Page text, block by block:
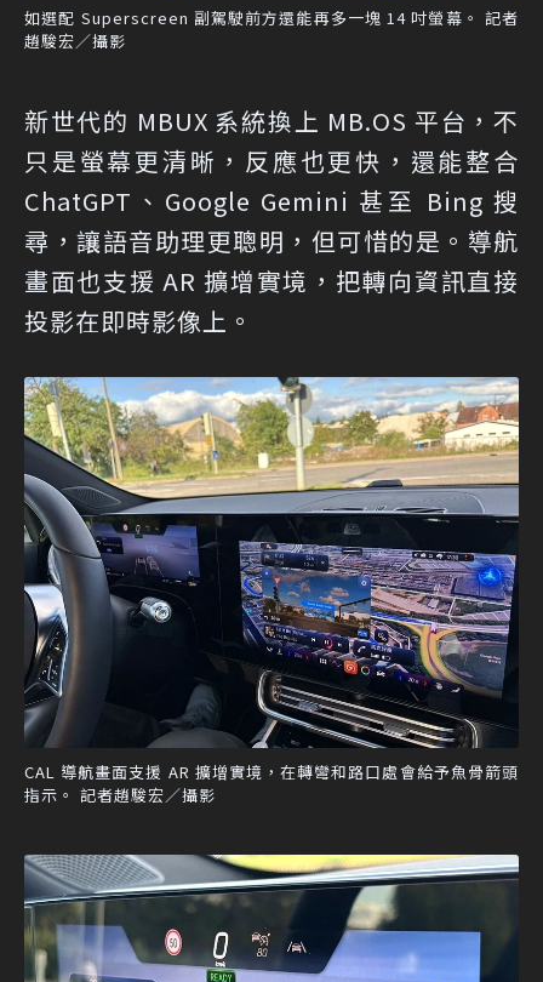
如選配 Superscreen 副駕駛前方還能再多一塊 14 吋螢幕。 記者
趙駿宏／攝影
新世代的 MBUX 系統換上 MB.OS 平台，不
只是螢幕更清晰，反應也更快，還能整合
ChatGPT、Google Gemini 甚至 Bing 搜
尋，讓語音助理更聰明，但可惜的是。導航
畫面也支援 AR 擴增實境，把轉向資訊直接
投影在即時影像上。
CAL 導航畫面支援 AR 擴增實境，在轉彎和路口處會給予魚骨箭頭
指示。 記者趙駿宏／攝影